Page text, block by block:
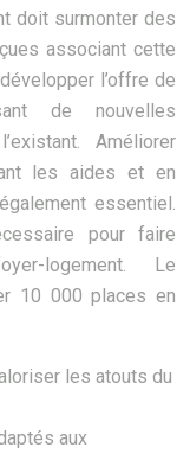
doit surmonter des
associant cette
l’offre de
de nouvelles
Améliorer
les aides et en
essentiel.
pour faire
logement. Le
10 000 places en
les atouts du
aux